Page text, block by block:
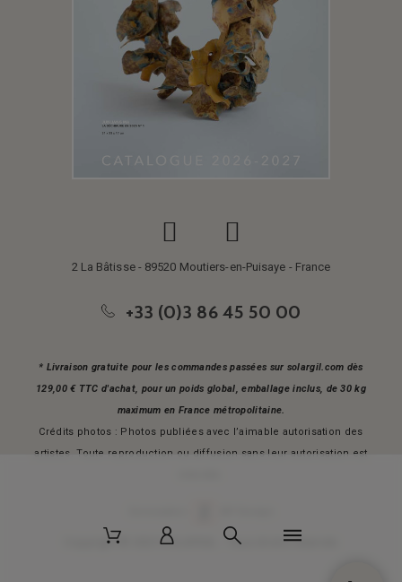
2 La Bâtisse - 89520 Moutiers-en-Puisaye - France
+33 (0)3 86 45 50 00
* Livraison gratuite pour les commandes passées sur solargil.com dès
129,00 € TTC d'achat, pour un poids global, emballage inclus, de 30 kg
maximum en France métropolitaine.
Crédits photos : Photos publiées avec l’aimable autorisation des
artistes. Toute reproduction ou diffusion sans leur autorisation est
Copyright © 2025 SOLARGIL - Tous droits réservés